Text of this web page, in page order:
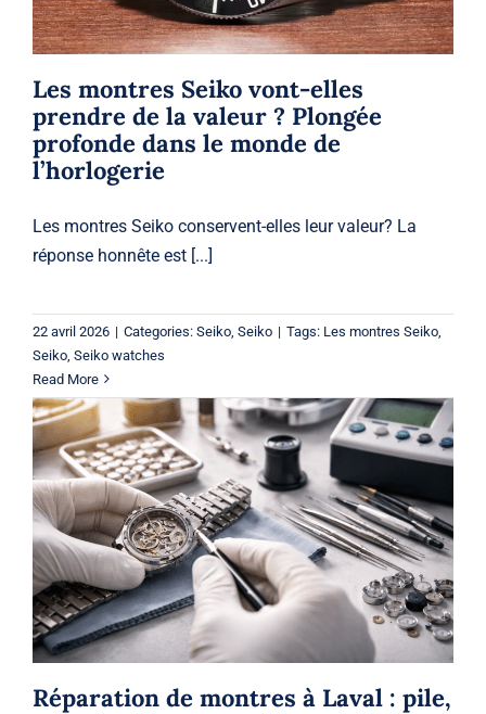
Les montres Seiko vont-elles
prendre de la valeur ? Plongée
profonde dans le monde de
l’horlogerie
Les montres Seiko conservent-elles leur valeur? La
réponse honnête est [...]
22 avril 2026 | Categories: Seiko, Seiko | Tags: Les montres Seiko,
Seiko, Seiko watches
Read More
Réparation de montres à Laval : pile,
mise à taille et test d’étanchéité
Watches Montres
Réparation de montres à Laval : pile,